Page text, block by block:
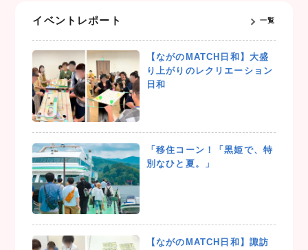
イベントレポート 一覧
【ながのMATCH日和】大盛
り上がりのレクリエーション
日和
「移住コーン！「黒姫で、特
別なひと夏。」
【ながのMATCH日和】諏訪